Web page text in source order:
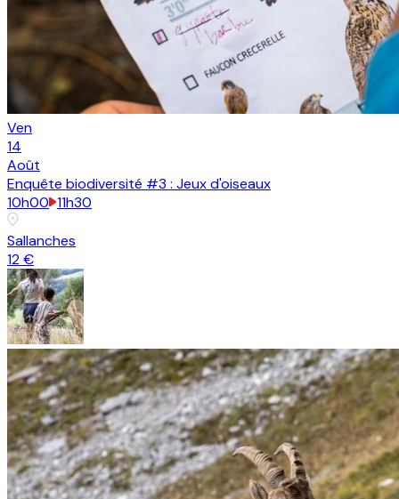
Ven
14
Août
Enquête biodiversité #3 : Jeux d'oiseaux
10h00 11h30
Sallanches
12 €